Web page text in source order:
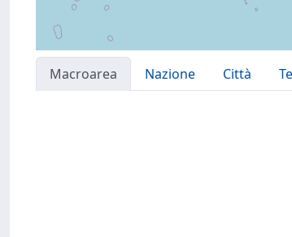
Macroarea Nazione Città